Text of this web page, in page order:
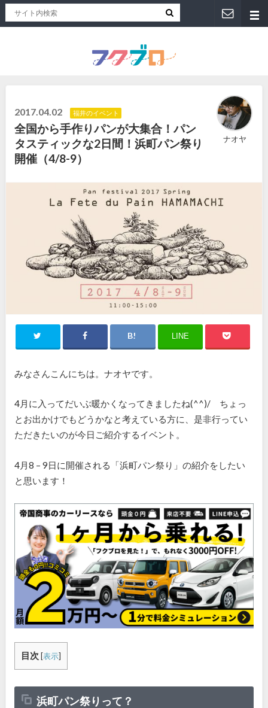
2017.04.02 福井のイベント
全国から手作りパンが大集合！パン
タスティックな2日間！浜町パン祭り
開催（4/8-9）
ナオヤ
LINE
みなさんこんにちは。ナオヤです。
4月に入ってだいぶ暖かくなってきましたね(^^)/ ちょっ
とお出かけでもどうかなと考えている方に、是非行ってい
ただきたいのが今日ご紹介するイベント。
4月8 – 9日に開催される「浜町パン祭り」の紹介をしたい
と思います！
目次 [表示]
浜町パン祭りって？